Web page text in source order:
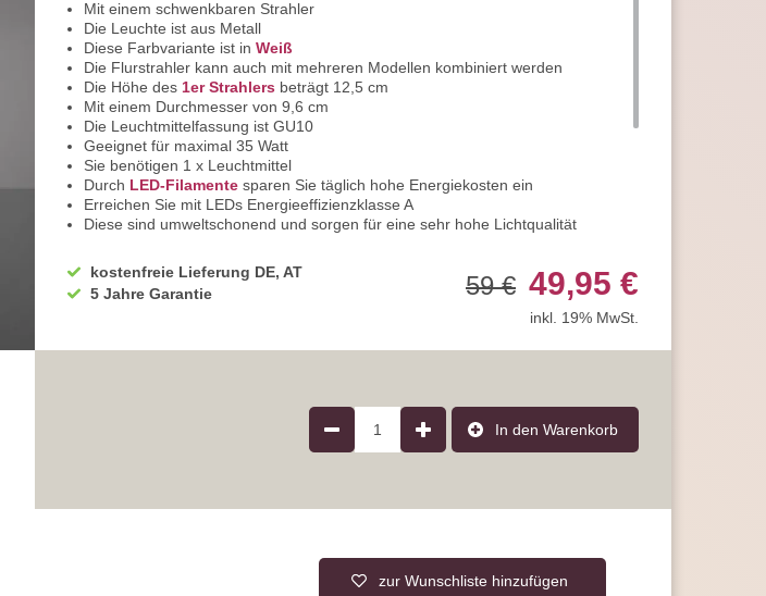
Mit einem schwenkbaren Strahler
Die Leuchte ist aus Metall
Diese Farbvariante ist in Weiß
Die Flurstrahler kann auch mit mehreren Modellen kombiniert werden
Die Höhe des 1er Strahlers beträgt 12,5 cm
Mit einem Durchmesser von 9,6 cm
Die Leuchtmittelfassung ist GU10
Geeignet für maximal 35 Watt
Sie benötigen 1 x Leuchtmittel
Durch LED-Filamente sparen Sie täglich hohe Energiekosten ein
Erreichen Sie mit LEDs Energieeffizienzklasse A
Diese sind umweltschonend und sorgen für eine sehr hohe Lichtqualität
Die Schutzklasse der
weiße Deckenleuchte
IP Klassifikation ist IP20 und damit ideal für die Innenbeleuchtung geeignet
Einfache Deckenmontage - Siehe Variantenbilder
Sie haben bei uns 5 Jahre Garantie, statt der handelsüblichen 2 Jahre
kostenfreie Lieferung DE, AT
5 Jahre Garantie
59 € 49,95 €
inkl. 19% MwSt.
1 In den Warenkorb
zur Wunschliste hinzufügen